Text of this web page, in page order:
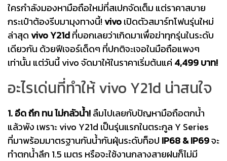
ใครกำลังมองหามือถือใหม่ที่สเปกจัดเต็ม แต่ราคาสบาย
กระเป๋าต้องรีบมามุงทางนี้!vivoเปิดตัวสมาร์ทโฟนรุ่นใหม่
ล่าสุดvivo Y21dที่บอกเลยว่าเกิดมาเพื่อฆ่าทุกรุ่นในระดับ
เดียวกัน ด้วยฟีเจอร์เด็ดๆ ที่ปกติจะเจอในมือถือแพงๆ
เท่านั้น แต่วันนี้ vivo จัดมาให้ในราคาเริ่มต้นแค่ 4,499 บาท!
อะไรเด่นที่ทำให้ vivo Y21d น่าสนใจ
1. อึด ถึก ทน ไม่กลัวน้ำ!ลืมไปเลยกับปัญหามือถือตกน้ำ
แล้วพัง เพราะ vivo Y21d เป็นรุ่นแรกในตระกูล Y Series
ที่มาพร้อมมาตรฐานกันน้ำกันฝุ่นระดับท็อป IP68 & IP69จะ
ทำตกน้ำลึก 1.5 เมตร หรือจะใช้งานกลางสายฝนก็ไม่มี